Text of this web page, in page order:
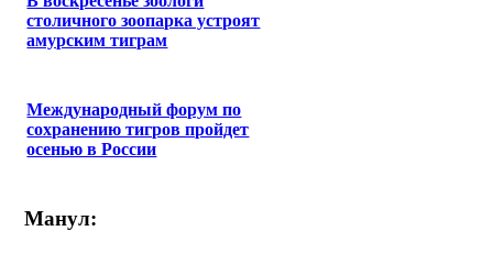
столичного зоопарка устроят
амурским тиграм
Международный форум по
сохранению тигров пройдет
осенью в России
Манул: